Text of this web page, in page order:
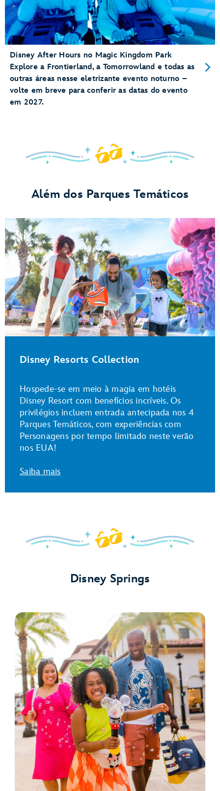
Disney After Hours no Magic Kingdom Park
Explore a Frontierland, a Tomorrowland e todas as
outras áreas nesse eletrizante evento noturno –
volte em breve para conferir as datas do evento
em 2027.
Além dos Parques Temáticos
Disney Resorts Collection
Hospede-se em meio à magia em hotéis
Disney Resort com benefícios incríveis. Os
privilégios incluem entrada antecipada nos 4
Parques Temáticos, com experiências com
Personagens por tempo limitado neste verão
nos EUA!
Saiba mais
Disney Springs